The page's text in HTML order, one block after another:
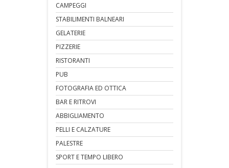
CAMPEGGI
STABILIMENTI BALNEARI
GELATERIE
PIZZERIE
RISTORANTI
PUB
FOTOGRAFIA ED OTTICA
BAR E RITROVI
ABBIGLIAMENTO
PELLI E CALZATURE
PALESTRE
SPORT E TEMPO LIBERO